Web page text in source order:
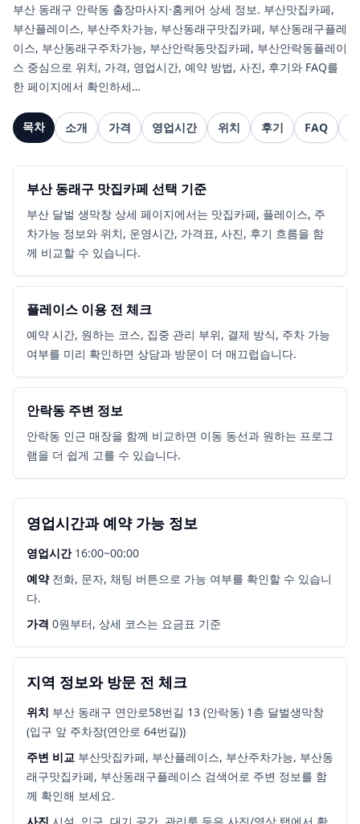
부산 동래구 안락동 출장마사지·홈케어 상세 정보. 부산맛집카페,
부산플레이스, 부산주차가능, 부산동래구맛집카페, 부산동래구플레
이스, 부산동래구주차가능, 부산안락동맛집카페, 부산안락동플레이
스 중심으로 위치, 가격, 영업시간, 예약 방법, 사진, 후기와 FAQ를
한 페이지에서 확인하세…
목차 소개 가격 영업시간 위치 후기 FAQ
부산 동래구 맛집카페 선택 기준
부산 달벌 생막창 상세 페이지에서는 맛집카페, 플레이스, 주
차가능 정보와 위치, 운영시간, 가격표, 사진, 후기 흐름을 함
께 비교할 수 있습니다.
플레이스 이용 전 체크
예약 시간, 원하는 코스, 집중 관리 부위, 결제 방식, 주차 가능
여부를 미리 확인하면 상담과 방문이 더 매끄럽습니다.
안락동 주변 정보
안락동 인근 매장을 함께 비교하면 이동 동선과 원하는 프로그
램을 더 쉽게 고를 수 있습니다.
영업시간과 예약 가능 정보
영업시간 16:00~00:00
예약 전화, 문자, 채팅 버튼으로 가능 여부를 확인할 수 있습니
다.
가격 0원부터, 상세 코스는 요금표 기준
지역 정보와 방문 전 체크
위치 부산 동래구 연안로58번길 13 (안락동) 1층 달벌생막창
(입구 앞 주차장(연안로 64번길))
주변 비교 부산맛집카페, 부산플레이스, 부산주차가능, 부산동
래구맛집카페, 부산동래구플레이스 검색어로 주변 정보를 함
께 확인해 보세요.
사진 시설, 입구, 대기 공간, 관리룸 등은 사진/영상 탭에서 확